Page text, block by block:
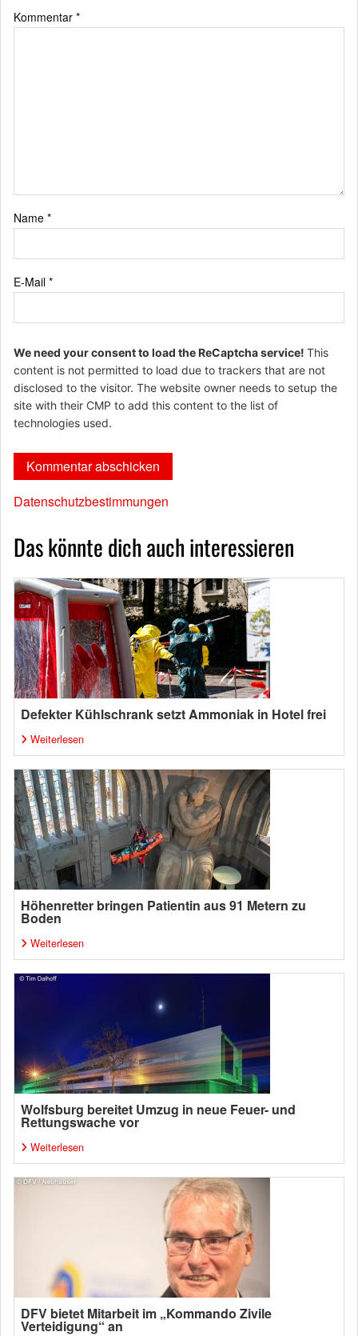
Kommentar *
Name *
E-Mail *
We need your consent to load the ReCaptcha service! This
content is not permitted to load due to trackers that are not
disclosed to the visitor. The website owner needs to setup the
site with their CMP to add this content to the list of
technologies used.
Datenschutzbestimmungen
Das könnte dich auch interessieren
Defekter Kühlschrank setzt Ammoniak in Hotel frei
Weiterlesen
Höhenretter bringen Patientin aus 91 Metern zu
Boden
Weiterlesen
Wolfsburg bereitet Umzug in neue Feuer- und
Rettungswache vor
Weiterlesen
DFV bietet Mitarbeit im „Kommando Zivile
Verteidigung“ an